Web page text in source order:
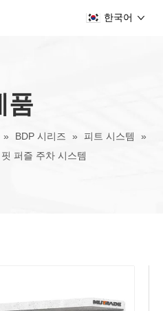
한국어
품
» BDP 시리즈 » 피트 시스템
»
퍼즐 주차 시스템